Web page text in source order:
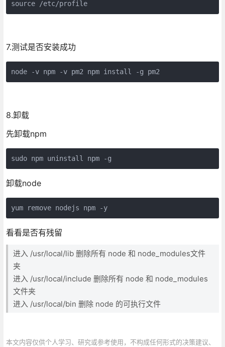
source /etc/profile
7.测试是否安装成功
node -v npm -v pm2 npm install -g pm2
8.卸载
先卸载npm
sudo npm uninstall npm -g
卸载node
yum remove nodejs npm -y
看看是否有残留
进入 /usr/local/lib 删除所有 node 和 node_modules文件
夹
进入 /usr/local/include 删除所有 node 和 node_modules
文件夹
进入 /usr/local/bin 删除 node 的可执行文件
本文内容仅供个人学习、研究或参考使用，不构成任何形式的决策建议、